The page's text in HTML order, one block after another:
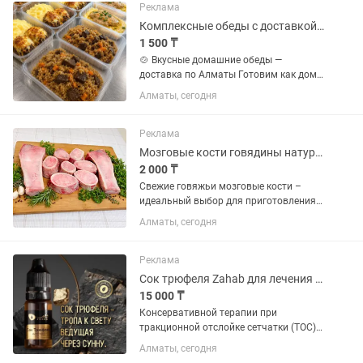
дыму. За счет этого оно приобретает
глубокий...
Реклама
Комплексные обеды с доставкой Вкусно, сытно, недорого
1 500 ₸
🍲 Вкусные домашние обеды —
доставка по Алматы Готовим как дома
— с любовью и из свежих продуктов!
Каждый день новое меню: •4 вторых
Алматы, сегодня
Реклама
Мозговые кости говядины натуральный продукт
2 000 ₸
Свежие говяжьи мозговые кости –
идеальный выбор для приготовления
наваристого бульона, холодца и
мясных супов. Кости аккуратно
костный мозг, который придаёт
блюдам...
Алматы, сегодня
Реклама
Сок трюфеля Zahab для лечения глаз
15 000 ₸
Консервативной терапии при
тракционной отслойке сетчатки (ТОС)
также сегодня не разработано. Но
ученые пробуют справляться с
Алматы, сегодня